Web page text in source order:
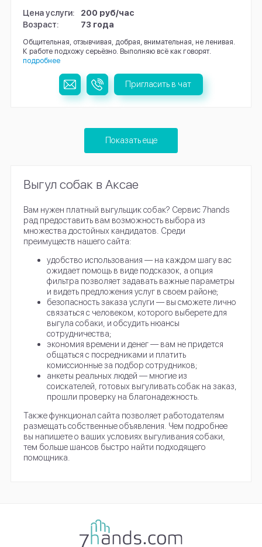
Цена услуги:
200 руб/час
Возраст:
73 года
Общительная, отзывчивая, добрая, внимательная, не ленивая.
К работе подхожу серьёзно. Выполняю всё как говорят.
подробнее
Пригласить в чат
Показать еще
Выгул собак в Аксае
Вам нужен платный выгульщик собак? Сервис 7hands
рад предоставить вам возможность выбора из
множества достойных кандидатов. Среди
преимуществ нашего сайта:
удобство использования — на каждом шагу вас
ожидает помощь в виде подсказок, а опция
фильтра позволяет задавать важные параметры
и видеть предложения услуг в своем районе;
безопасность заказа услуги — вы сможете лично
связаться с человеком, которого выберете для
выгула собаки, и обсудить нюансы
сотрудничества;
экономия времени и денег — вам не придется
общаться с посредниками и платить
комиссионные за подбор сотрудников;
анкеты реальных людей — многие из
соискателей, готовых выгуливать собак на заказ,
прошли проверку на благонадежность.
Также функционал сайта позволяет работодателям
размещать собственные объявления. Чем подробнее
вы напишете о ваших условиях выгуливания собаки,
тем больше шансов быстро найти подходящего
помощника.